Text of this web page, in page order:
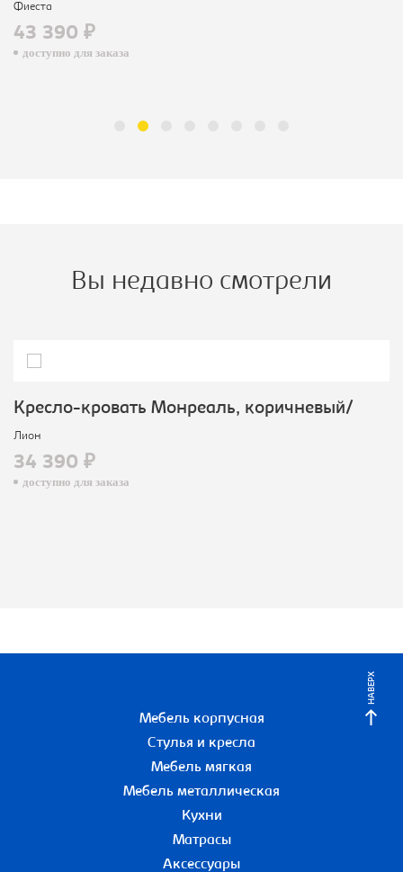
Фиеста
43 390 ₽
доступно для заказа
Вы недавно смотрели
Кресло-кровать Монреаль, коричневый/
Лион
34 390 ₽
доступно для заказа
НАВЕРХ
Мебель корпусная
Стулья и кресла
Мебель мягкая
Мебель металлическая
Кухни
Матрасы
Аксессуары